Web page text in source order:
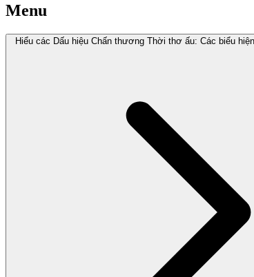
Menu
Hiểu các Dấu hiệu Chấn thương Thời thơ ấu: Các biểu